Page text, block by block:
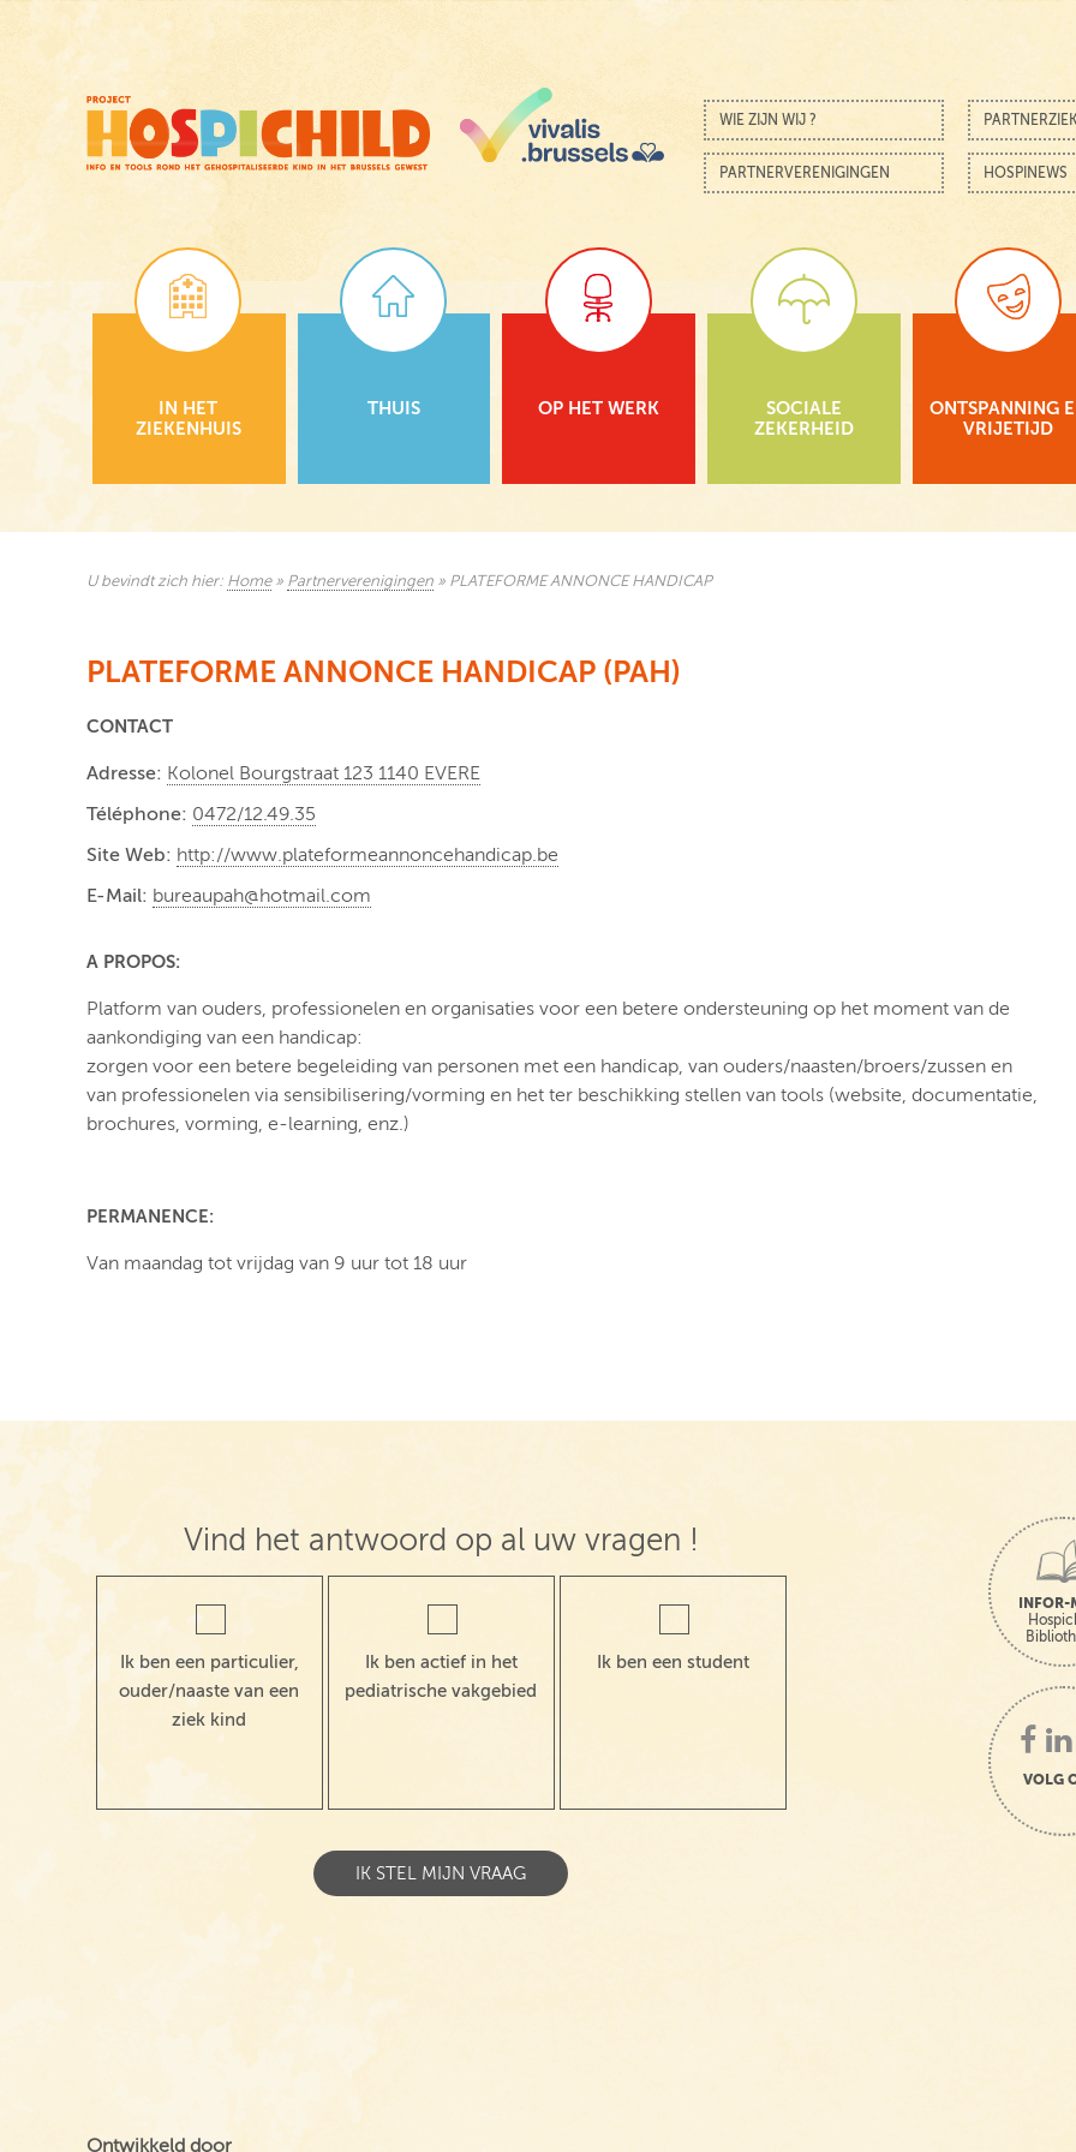
content
Menu
Skip to content
WIE ZIJN WIJ ?
PARTNERVERENIGINGEN HOSPINEWS
IN HET
ZIEKENHUIS
THUIS OP HET WERK
SOCIALE
ZEKERHEID
ONTSPANNING
VRIJETIJD
U bevindt zich hier: Home» Partnerverenigingen » PLATEFORME ANNONCE HANDICAP
PLATEFORME ANNONCE HANDICAP (PAH)
CONTACT
Adresse: Kolonel Bourgstraat 123 1140 EVERE
Téléphone: 0472/12.49.35
Site Web: http://www.plateformeannoncehandicap.be
E-Mail: bureaupah@hotmail.com
A PROPOS:
Platform van ouders, professionelen en organisaties voor een betere ondersteuning op het moment van de
aankondiging van een handicap:
zorgen voor een betere begeleiding van personen met een handicap, van ouders/naasten/broers/zussen en
van professionelen via sensibilisering/vorming en het ter beschikking stellen van tools (website, documentatie,
brochures, vorming, e-learning, enz.)
PERMANENCE:
Van maandag tot vrijdag van 9 uur tot 18 uur
Vind het antwoord op al uw vragen !
Ik ben een particulier,
ouder/naaste van een
ziek kind
Ik ben actief in het
pediatrische vakgebied
Ik ben een student
INFOR-
VOLG
Ontwikkeld door